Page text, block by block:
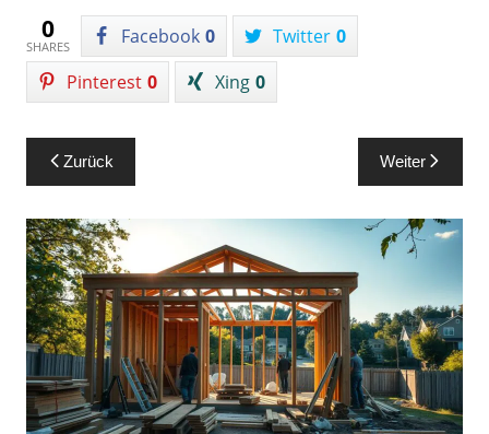
0
SHARES Facebook 0 Twitter 0
Pinterest 0 Xing 0
Beitragsnavigation
Zurück Weiter